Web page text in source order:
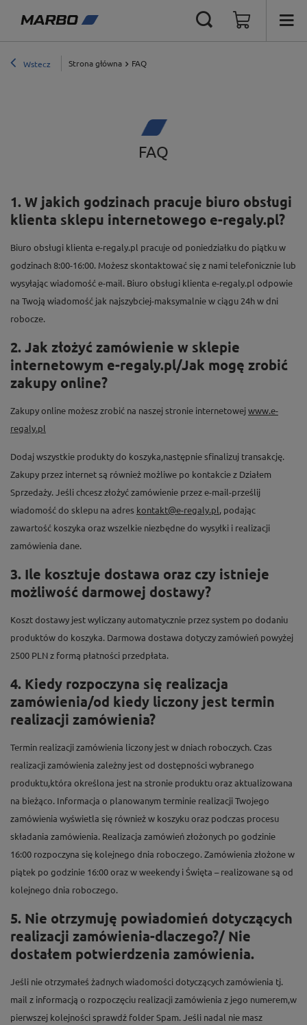
Wstecz Strona główna FAQ
FAQ
1. W jakich godzinach pracuje biuro obsługi
klienta sklepu internetowego e-regaly.pl?
Biuro obsługi klienta e-regaly.pl pracuje od poniedziałku do piątku w
godzinach 8:00-16:00. Możesz skontaktować się z nami telefonicznie lub
wysyłając wiadomość e-mail. Biuro obsługi klienta e-regaly.pl odpowie
na Twoją wiadomość jak najszybciej-maksymalnie w ciągu 24h w dni
robocze.
2. Jak złożyć zamówienie w sklepie
internetowym e-regaly.pl/Jak mogę zrobić
zakupy online?
Zakupy online możesz zrobić na naszej stronie internetowejwww.e-
regaly.pl
Dodaj wszystkie produkty do koszyka,następnie sfinalizuj transakcję.
Zakupy przez internet są również możliwe po kontakcie z Działem
Sprzedaży. Jeśli chcesz złożyć zamówienie przez e-mail-prześlij
wiadomość do sklepu na adres kontakt@e-regaly.pl, podając
zawartość koszyka oraz wszelkie niezbędne do wysyłki i realizacji
zamówienia dane.
3. Ile kosztuje dostawa oraz czy istnieje
możliwość darmowej dostawy?
Koszt dostawy jest wyliczany automatycznie przez system po dodaniu
produktów do koszyka. Darmowa dostawa dotyczy zamówień powyżej
2500 PLN z formą płatności przedpłata.
4. Kiedy rozpoczyna się realizacja
zamówienia/od kiedy liczony jest termin
realizacji zamówienia?
Termin realizacji zamówienia liczony jest w dniach roboczych. Czas
realizacji zamówienia zależny jest od dostępności wybranego
produktu,która określona jest na stronie produktu oraz aktualizowana
na bieżąco. Informacja o planowanym terminie realizacji Twojego
zamówienia wyświetla się również w koszyku oraz podczas procesu
składania zamówienia. Realizacja zamówień złożonych po godzinie
16:00 rozpoczyna się kolejnego dnia roboczego. Zamówienia złożone w
piątek po godzinie 16:00 oraz w weekendy i Święta – realizowane są od
kolejnego dnia roboczego.
5. Nie otrzymuję powiadomień dotyczących
realizacji zamówienia-dlaczego?/ Nie
dostałem potwierdzenia zamówienia.
Jeśli nie otrzymałeś żadnych wiadomości dotyczących zamówienia tj.
mail z informacją o rozpoczęciu realizacji zamówienia z jego numerem,w
pierwszej kolejności sprawdź folder Spam. Jeśli nadal nie masz